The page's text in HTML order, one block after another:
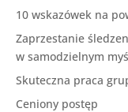
10 wskazówek na
Zaprzestanie
w samodzielnym
Skuteczna praca
Ceniony postęp